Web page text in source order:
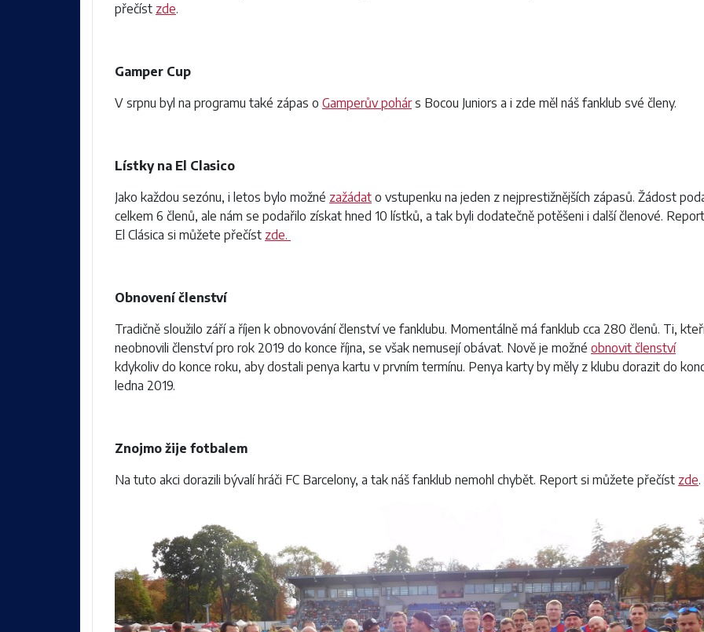
přečíst zde.
Gamper Cup
V srpnu byl na programu také zápas o Gamperův pohárs Bocou Juniors a i zde měl náš fanklub své členy.
Lístky na El Clasico
Jako každou sezónu, i letos bylo možné zažádat o vstupenku na jeden z nejprestižnějších zápasů. Žádost
celkem 6 členů, ale nám se podařilo získat hned 10 lístků, a tak byli dodatečně potěšeni i další členové.
El Clásica si můžete přečíst zde.
Obnovení členství
Tradičně sloužilo září a říjen k obnovování členství ve fanklubu. Momentálně má fanklub cca 280 členů. Ti,
neobnovili členství pro rok 2019 do konce října, se však nemusejí obávat. Nově je možné obnovit členství
kdykoliv do konce roku, aby dostali penya kartu v prvním termínu. Penya karty by měly z klubu dorazit do
ledna 2019.
Znojmo žije fotbalem
Na tuto akci dorazili bývalí hráči FC Barcelony, a tak náš fanklub nemohl chybět. Report si můžete přečíst zde.